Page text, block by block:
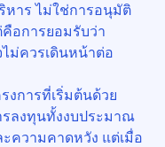
หาร ไม่ใช่การอนุมัติ
อการยอมรับว่า
ม่ควรเดินหน้าต่อ
งการที่เริ่มต้นด้วย
รลงทุนทั้งงบประมาณ
ะความคาดหวัง แต่เมื่อ